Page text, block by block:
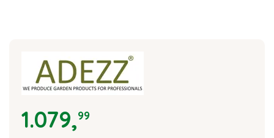
1.079,99